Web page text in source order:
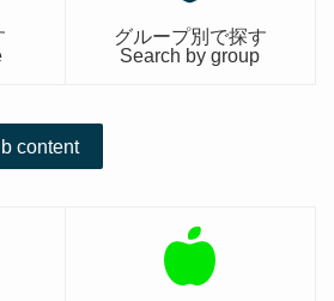
グループ別で探す
Search by group
content